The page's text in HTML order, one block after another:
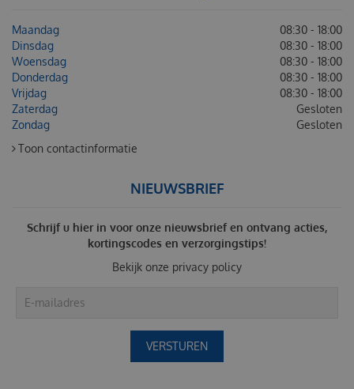
Maandag
08:30 - 18:00
Dinsdag
08:30 - 18:00
Woensdag
08:30 - 18:00
Donderdag
08:30 - 18:00
Vrijdag
08:30 - 18:00
Zaterdag
Gesloten
Zondag
Gesloten
Toon contactinformatie
NIEUWSBRIEF
Schrijf u hier in voor onze nieuwsbrief en ontvang acties,
kortingscodes en verzorgingstips!
Bekijk onze privacy policy